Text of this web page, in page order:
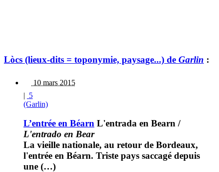
Lòcs (lieux-dits = toponymie, paysage...) de Garlin :
10 mars 2015
| 5
(Garlin)
L’entrée en Béarn L'entrada en Bearn /
L'entrado en Bear
La vieille nationale, au retour de Bordeaux,
l'entrée en Béarn. Triste pays saccagé depuis
une (…)